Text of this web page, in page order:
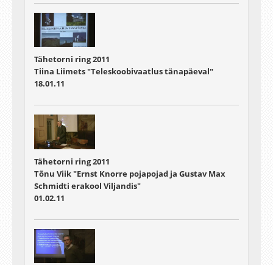
Tähetorni ring 2011
Tiina Liimets "Teleskoobivaatlus tänapäeval"
18.01.11
Tähetorni ring 2011
Tõnu Viik "Ernst Knorre pojapojad ja Gustav Max
Schmidti erakool Viljandis"
01.02.11